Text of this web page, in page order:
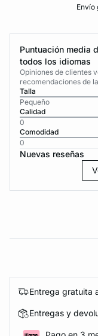
Envío
Puntuación media
todos los idiomas
Opiniones de clientes
recomendaciones de
Talla
Pequeño
Calidad
0
Comodidad
0
Nuevas reseñas
Entrega gratuita
Entregas y